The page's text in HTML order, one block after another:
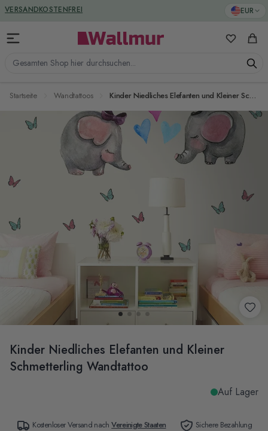
Zum Inhalt springen EUR
Gesamten Shop hier durchsuchen...
Meine
VERSANDKOSTENFREI
Startseite Wandtattoos Kinder Niedliches Elefanten und Kleiner Schmetterling Wandtattoo
Kinder Niedliches Elefanten und Kleiner
Schmetterling Wandtattoo
Auf Lager
Kostenloser Versand nachVereinigte Staaten Sichere Bezahlung